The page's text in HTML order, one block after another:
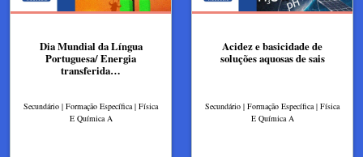
Dia Mundial da Língua
Portuguesa/ Energia
transferida…
Secundário | Formação Específica | Física
E Química A
Acidez e basicidade de
soluções aquosas de sais
Secundário | Formação Específica | Física
E Química A